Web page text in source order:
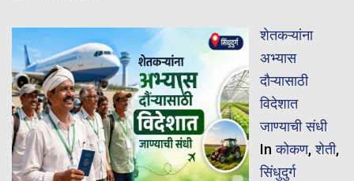
शेतकऱ्यांना
अभ्यास
दौऱ्यासाठी
विदेशात
जाण्याची संधी
Inकोकण,शेती,
सिंधुदुर्ग